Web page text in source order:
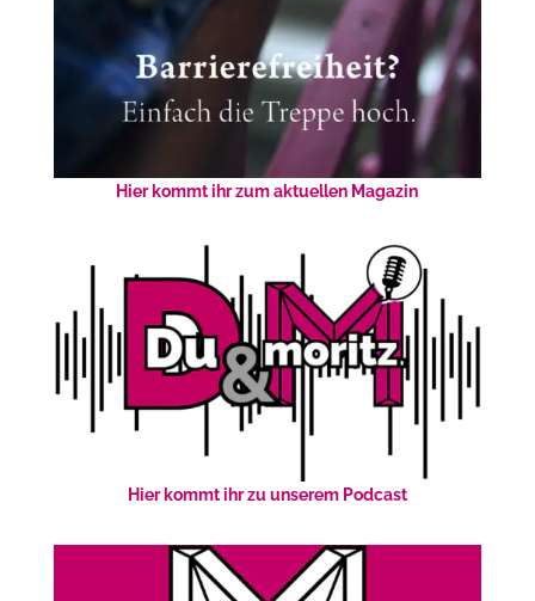
Hier kommt ihr zum aktuellen Magazin
Hier kommt ihr zu unserem Podcast